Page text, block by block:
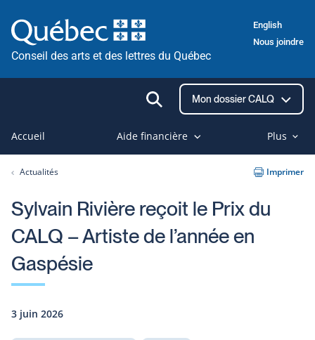
au
contenu
Conseil des arts et des lettres du Québec
English
Nous joindre
Ouvrir
la
recherche
Mon dossier CALQ
Accueil Aide financière Plus
Actualités Imprimer
Sylvain Rivière reçoit le Prix du
CALQ – Artiste de l’année en
Gaspésie
3 juin 2026